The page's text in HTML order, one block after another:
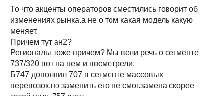
То что акценты операторов сместились говорит об
изменениях рынка.а не о том какая модель какую
меняет.
Причем тут ан2?
Регионалы тоже причем? Мы вели речь о сегменте
737/320 вот на нем и посмотрели.
Б747 дополнил 707 в сегменте массовых
перевозок.но заменить его не смог.замена скорее